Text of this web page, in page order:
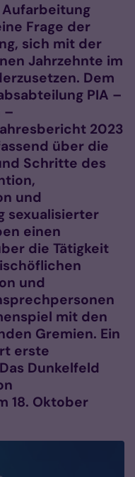
Aufarbeitung
Frage der
sich mit der
Jahrzehnte im
Dem
PIA –
–
2023
über die
Schritte des
und
sexualisierter
einen
die Tätigkeit
und
mit den
Gremien. Ein
erste
Dunkelfeld
18. Oktober